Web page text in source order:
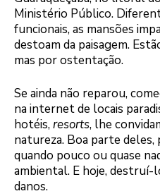
Ministério Público.
funcionais, as mansões
destoam da paisagem.
mas por ostentação.
Se ainda não reparou,
na internet de locais
hotéis,resorts, lhe
natureza. Boa parte
quando pouco ou quase
ambiental. E hoje, destruí-
danos.